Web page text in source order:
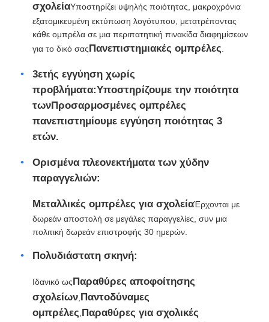
σχολείαΥποστηρίζει υψηλής ποιότητας, μακροχρόνια
εξατομικευμένη εκτύπωση λογότυπου, μετατρέποντας
κάθε ομπρέλα σε μια περιπατητική πινακίδα διαφημίσεων
για το δικό σας Πανεπιστημιακές ομπρέλες.
3ετής εγγύηση χωρίς
προβλήματα:Υποστηρίζουμε την ποιότητα
τωνΠροσαρμοσμένες ομπρέλες
πανεπιστημίουμε εγγύηση ποιότητας 3
ετών.
Ορισμένα πλεονεκτήματα των χύδην
παραγγελιών:
Μεταλλικές ομπρέλες για σχολείαΈρχονται με
δωρεάν αποστολή σε μεγάλες παραγγελίες, συν μια
πολιτική δωρεάν επιστροφής 30 ημερών.
Πολυδιάστατη σκηνή:
Ιδανικό ωςΠαραθύρες αποφοίτησης
σχολείων Παντοδύναμες
ομπρέλες Παραθύρες για σχολικές